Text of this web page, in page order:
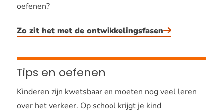
oefenen?
Zo zit het met de ontwikkelingsfasen
Tips en oefenen
Kinderen zijn kwetsbaar en moeten nog veel leren
over het verkeer. Op school krijgt je kind